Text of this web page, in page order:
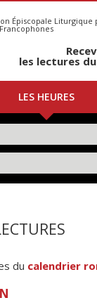
Épiscopale Liturgique
les lectures
LES HEURES
du calendrier